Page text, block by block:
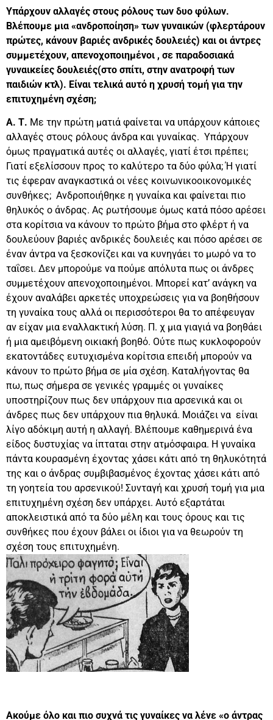
Υπάρχουν αλλαγές στους ρόλους των δυο φύλων.
Βλέπουμε μια «ανδροποίηση» των γυναικών (φλερτάρουν
πρώτες, κάνουν βαριές ανδρικές δουλειές) και οι άντρες
συμμετέχουν, απενοχοποιημένοι , σε παραδοσιακά
γυναικείες δουλειές(στο σπίτι, στην ανατροφή των
παιδιών κτλ). Είναι τελικά αυτό η χρυσή τομή για την
επιτυχημένη σχέση;
Α. Τ. Με την πρώτη ματιά φαίνεται να υπάρχουν κάποιες
αλλαγές στους ρόλους άνδρα και γυναίκας. Υπάρχουν
όμως πραγματικά αυτές οι αλλαγές, γιατί έτσι πρέπει;
Γιατί εξελίσσουν προς το καλύτερο τα δύο φύλα; Ή γιατί
τις έφεραν αναγκαστικά οι νέες κοινωνικοοικονομικές
συνθήκες; Ανδροποιήθηκε η γυναίκα και φαίνεται πιο
θηλυκός ο άνδρας. Ας ρωτήσουμε όμως κατά πόσο αρέσει
στα κορίτσια να κάνουν το πρώτο βήμα στο φλέρτ ή να
δουλεύουν βαριές ανδρικές δουλειές και πόσο αρέσει σε
έναν άντρα να ξεσκονίζει και να κυνηγάει το μωρό να το
ταΐσει. Δεν μπορούμε να πούμε απόλυτα πως οι άνδρες
συμμετέχουν απενοχοποιημένοι. Μπορεί κατ’ ανάγκη να
έχουν αναλάβει αρκετές υποχρεώσεις για να βοηθήσουν
τη γυναίκα τους αλλά οι περισσότεροι θα το απέφευγαν
αν είχαν μια εναλλακτική λύση. Π. χ μια γιαγιά να βοηθάει
ή μια αμειβόμενη οικιακή βοηθό. Ούτε πως κυκλοφορούν
εκατοντάδες ευτυχισμένα κορίτσια επειδή μπορούν να
κάνουν το πρώτο βήμα σε μία σχέση. Καταλήγοντας θα
πω, πως σήμερα σε γενικές γραμμές οι γυναίκες
υποστηρίζουν πως δεν υπάρχουν πια αρσενικά και οι
άνδρες πως δεν υπάρχουν πια θηλυκά. Μοιάζει να είναι
λίγο αδόκιμη αυτή η αλλαγή. Βλέπουμε καθημερινά ένα
είδος δυστυχίας να ίπταται στην ατμόσφαιρα. Η γυναίκα
πάντα κουρασμένη έχοντας χάσει κάτι από τη θηλυκότητά
της και ο άνδρας συμβιβασμένος έχοντας χάσει κάτι από
τη γοητεία του αρσενικού! Συνταγή και χρυσή τομή για μια
επιτυχημένη σχέση δεν υπάρχει. Αυτό εξαρτάται
αποκλειστικά από τα δύο μέλη και τους όρους και τις
συνθήκες που έχουν βάλει οι ίδιοι για να θεωρούν τη
σχέση τους επιτυχημένη.
Ακούμε όλο και πιο συχνά τις γυναίκες να λένε «ο άντρας